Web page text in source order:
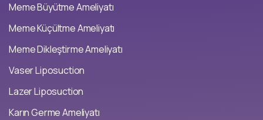
Meme Büyütme Ameliyatı
Meme Küçültme Ameliyatı
Meme Dikleştirme Ameliyatı
Vaser Liposuction
Lazer Liposuction
Karın Germe Ameliyatı